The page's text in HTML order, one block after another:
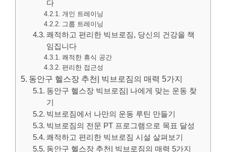
다
개인 트레이닝
그룹 트레이닝
쾌적하고 편리한 빅브로짐, 당신의 건강을 책
임집니다
쾌적한 휴식 공간
편리한 접근성
동안구 헬스장 추천| 빅브로짐의 매력 5가지
동안구 헬스장 빅브로짐| 나에게 맞는 운동 찾
기
빅브로짐에서 나만의 운동 루틴 만들기
빅브로짐의 전문 PT 프로그램으로 목표 달성
쾌적하고 편리한 빅브로짐 시설 살펴보기
동안구 헬스장 추천| 빅브로짐의 매력 5가지